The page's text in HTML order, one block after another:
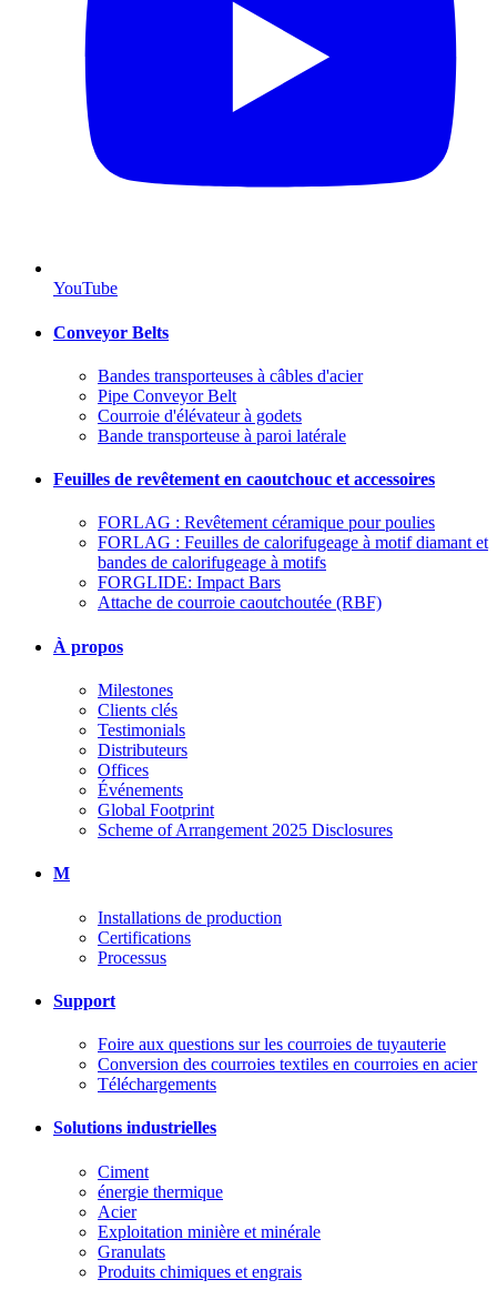
YouTube
Conveyor Belts
Bandes transporteuses à câbles d'acier
Pipe Conveyor Belt
Courroie d'élévateur à godets
Bande transporteuse à paroi latérale
Feuilles de revêtement en caoutchouc et accessoires
FORLAG : Revêtement céramique pour poulies
FORLAG : Feuilles de calorifugeage à motif diamant et
bandes de calorifugeage à motifs
FORGLIDE: Impact Bars
Attache de courroie caoutchoutée (RBF)
À propos
Milestones
Clients clés
Testimonials
Distributeurs
Offices
Événements
Global Footprint
Scheme of Arrangement 2025 Disclosures
M
Installations de production
Certifications
Processus
Support
Foire aux questions sur les courroies de tuyauterie
Conversion des courroies textiles en courroies en acier
Téléchargements
Solutions industrielles
Ciment
énergie thermique
Acier
Exploitation minière et minérale
Granulats
Produits chimiques et engrais